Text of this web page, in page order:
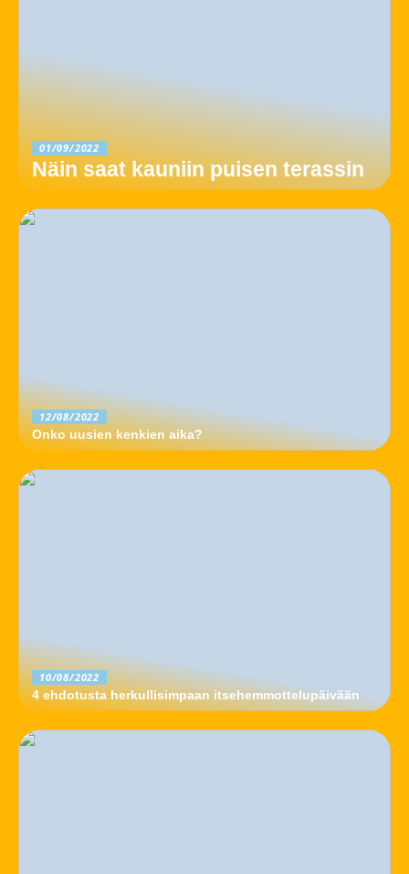
01/09/2022
Näin saat kauniin puisen terassin
12/08/2022
Onko uusien kenkien aika?
10/08/2022
4 ehdotusta herkullisimpaan itsehemmottelupäivään